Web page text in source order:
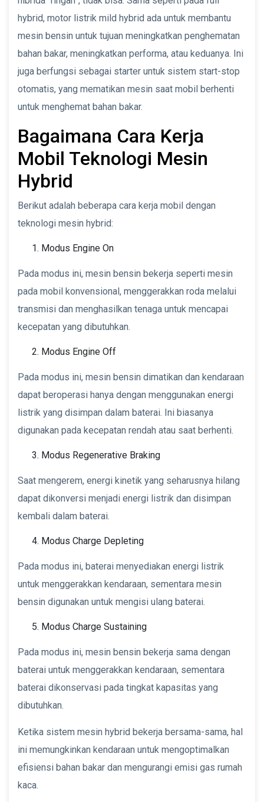
hybrid, motor listrik mild hybrid ada untuk membantu
mesin bensin untuk tujuan meningkatkan penghematan
bahan bakar, meningkatkan performa, atau keduanya. Ini
juga berfungsi sebagai starter untuk sistem start-stop
otomatis, yang mematikan mesin saat mobil berhenti
untuk menghemat bahan bakar.
Bagaimana Cara Kerja
Mobil Teknologi Mesin
Hybrid
Berikut adalah beberapa cara kerja mobil dengan
teknologi mesin hybrid:
Modus Engine On
Pada modus ini, mesin bensin bekerja seperti mesin
pada mobil konvensional, menggerakkan roda melalui
transmisi dan menghasilkan tenaga untuk mencapai
kecepatan yang dibutuhkan.
Modus Engine Off
Pada modus ini, mesin bensin dimatikan dan kendaraan
dapat beroperasi hanya dengan menggunakan energi
listrik yang disimpan dalam baterai. Ini biasanya
digunakan pada kecepatan rendah atau saat berhenti.
Modus Regenerative Braking
Saat mengerem, energi kinetik yang seharusnya hilang
dapat dikonversi menjadi energi listrik dan disimpan
kembali dalam baterai.
Modus Charge Depleting
Pada modus ini, baterai menyediakan energi listrik
untuk menggerakkan kendaraan, sementara mesin
bensin digunakan untuk mengisi ulang baterai.
Modus Charge Sustaining
Pada modus ini, mesin bensin bekerja sama dengan
baterai untuk menggerakkan kendaraan, sementara
baterai dikonservasi pada tingkat kapasitas yang
dibutuhkan.
Ketika sistem mesin hybrid bekerja bersama-sama, hal
ini memungkinkan kendaraan untuk mengoptimalkan
efisiensi bahan bakar dan mengurangi emisi gas rumah
kaca.